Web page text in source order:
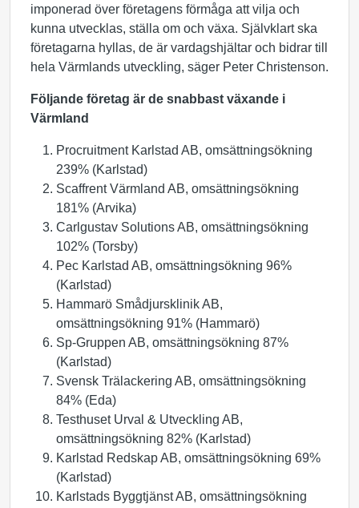
imponerad över företagens förmåga att vilja och
kunna utvecklas, ställa om och växa. Självklart ska
företagarna hyllas, de är vardagshjältar och bidrar till
hela Värmlands utveckling, säger Peter Christenson.
Följande företag är de snabbast växande i
Värmland
Procruitment Karlstad AB, omsättningsökning
239% (Karlstad)
Scaffrent Värmland AB, omsättningsökning
181% (Arvika)
Carlgustav Solutions AB, omsättningsökning
102% (Torsby)
Pec Karlstad AB, omsättningsökning 96%
(Karlstad)
Hammarö Smådjursklinik AB,
omsättningsökning 91% (Hammarö)
Sp-Gruppen AB, omsättningsökning 87%
(Karlstad)
Svensk Trälackering AB, omsättningsökning
84% (Eda)
Testhuset Urval & Utveckling AB,
omsättningsökning 82% (Karlstad)
Karlstad Redskap AB, omsättningsökning 69%
(Karlstad)
Karlstads Byggtjänst AB, omsättningsökning